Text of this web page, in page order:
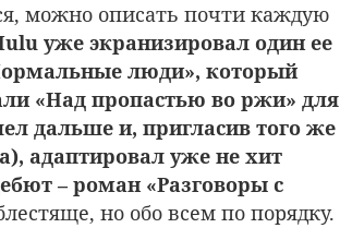
можно описать почти каждую
уже экранизировал один ее
люди», который
«Над пропастью во ржи» для
дальше и, пригласив того же
адаптировал уже не хит
– роман «Разговоры с
но обо всем по порядку.